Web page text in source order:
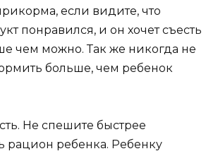
если видите, что
понравился, и он хочет съесть
чем можно. Так же никогда не
больше, чем ребенок
Не спешите быстрее
рацион ребенка. Ребенку